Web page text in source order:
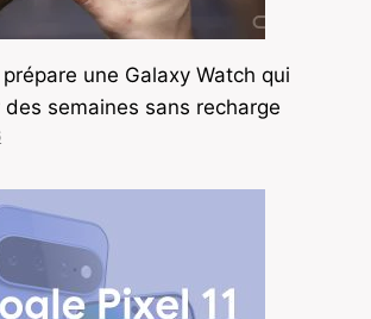
une Galaxy Watch qui
semaines sans recharge